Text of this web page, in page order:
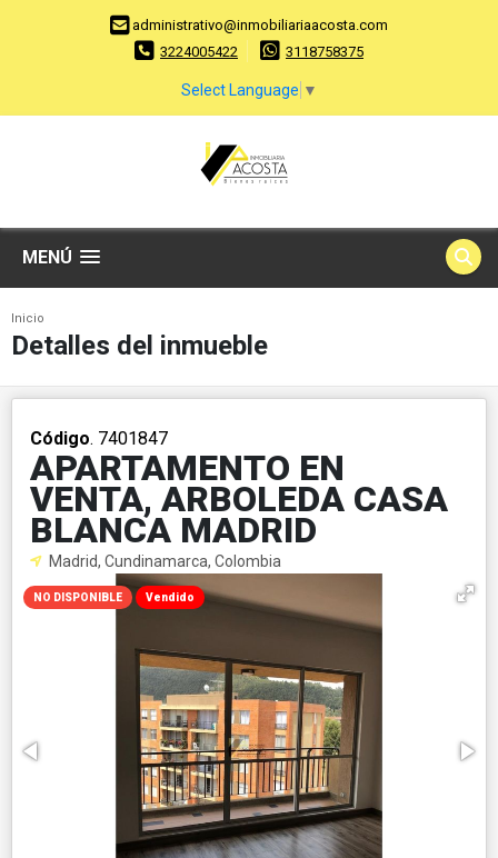
administrativo@inmobiliariaacosta.com
3224005422
3118758375
Select Language ▼
MENÚ
Inicio
Detalles del inmueble
Código. 7401847
APARTAMENTO EN
VENTA, ARBOLEDA CASA
BLANCA MADRID
Madrid, Cundinamarca, Colombia
NO DISPONIBLE Vendido